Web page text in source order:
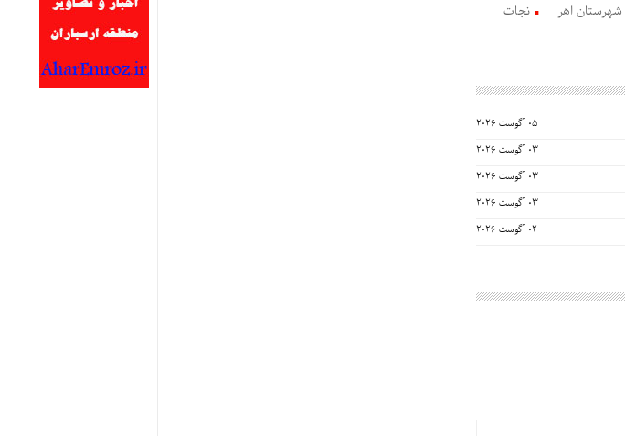
شهرستان اهر
نجات
05 آگوست 2026
03 آگوست 2026
03 آگوست 2026
03 آگوست 2026
02 آگوست 2026